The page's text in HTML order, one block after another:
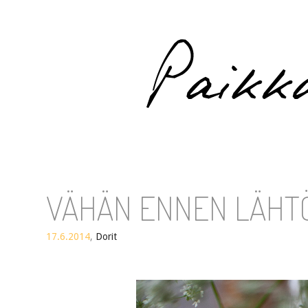
Paikka auringossa
VÄHÄN ENNEN
17.6.2014, Dorit